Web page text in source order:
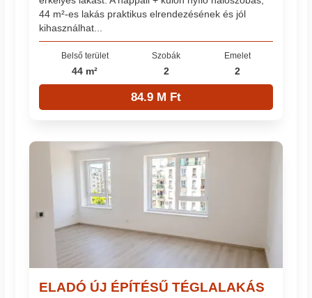
44 m²-es lakás praktikus elrendezésének és jól
kihasználhat...
Belső terület
44 m²
Szobák
2
Emelet
2
84.9 M Ft
ELADÓ ÚJ ÉPÍTÉSŰ TÉGLALAKÁS